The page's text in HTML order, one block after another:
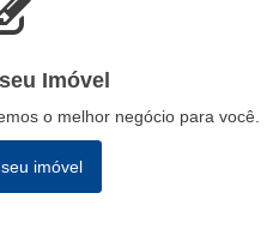
Imóvel
o melhor negócio para você.
imóvel